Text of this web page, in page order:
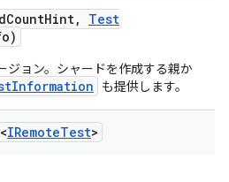
CountHint,
Test
ジョン。シャードを作成する親か
も提供します。
IRemoteTest>